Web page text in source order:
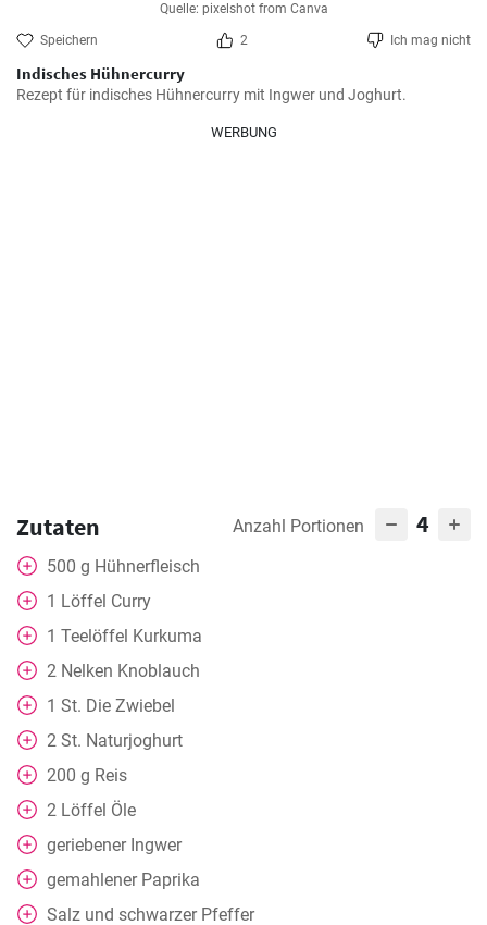
Quelle: pixelshot from Canva
Speichern 2 Ich mag nicht
Indisches Hühnercurry
Rezept für indisches Hühnercurry mit Ingwer und Joghurt.
WERBUNG
Zutaten Anzahl Portionen 4
500 g Hühnerfleisch
1 Löffel Curry
1 Teelöffel Kurkuma
2 Nelken Knoblauch
1 St. Die Zwiebel
2 St. Naturjoghurt
200 g Reis
2 Löffel Öle
geriebener Ingwer
gemahlener Paprika
Salz und schwarzer Pfeffer